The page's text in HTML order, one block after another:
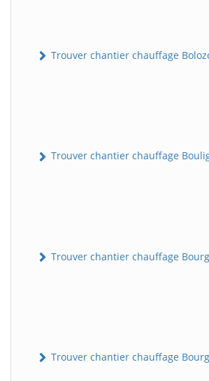
Trouver chantier chauffage
Trouver chantier chauffage
Trouver chantier chauffage
Trouver chantier chauffage